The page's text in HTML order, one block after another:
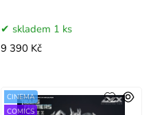
skladem 1 ks
9 390 Kč
CINEMA
COMICS